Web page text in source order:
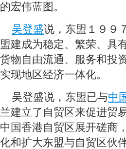
的宏伟蓝图。
吴登盛说，东盟１９９
盟建成为稳定、繁荣、具
货物自由流通、服务和投
实现地区经济一体化。
吴登盛说，东盟已与中
兰建立了自贸区来促进贸
中国香港自贸区展开磋商
化和扩大东盟与自贸区伙